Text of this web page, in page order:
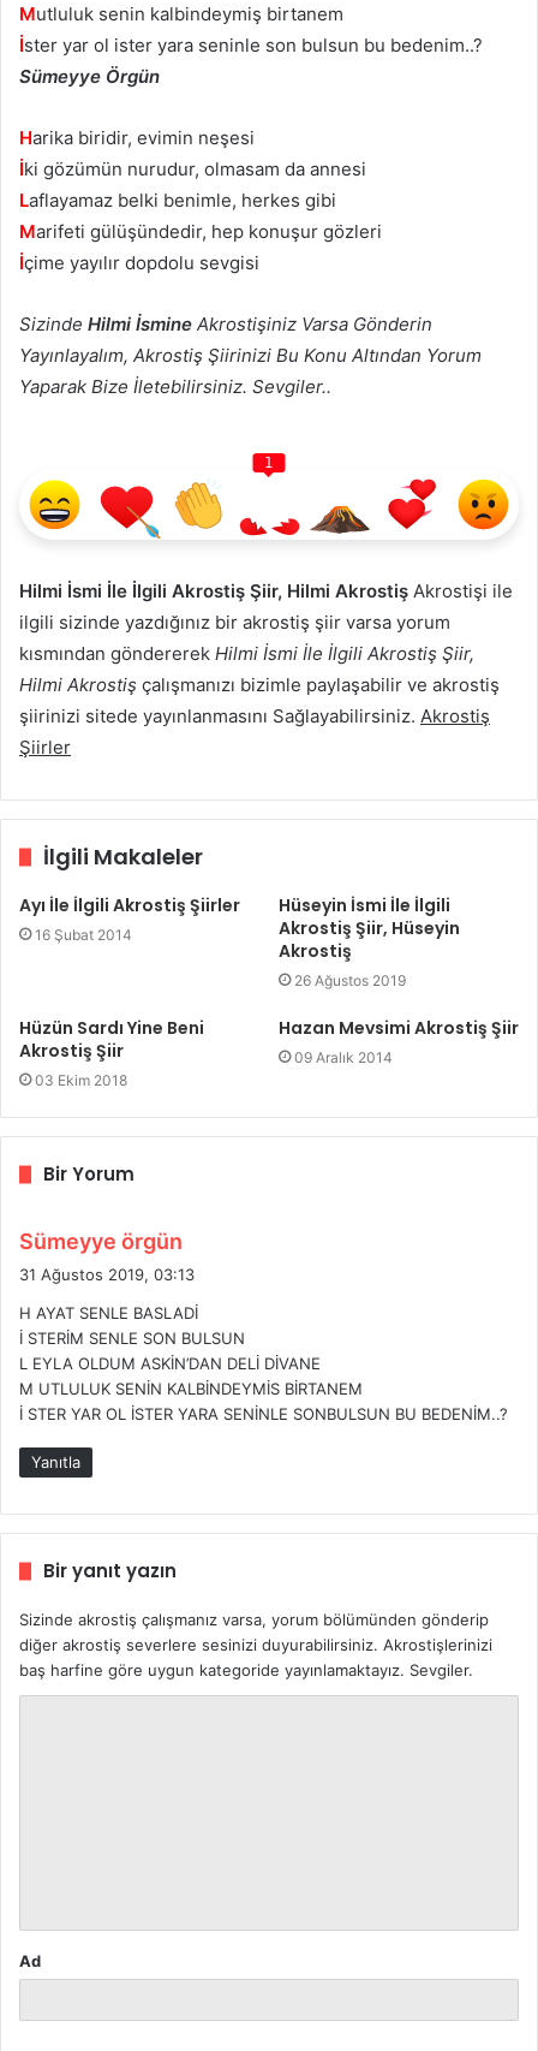
Mutluluk senin kalbindeymiş birtanem
İster yar ol ister yara seninle son bulsun bu bedenim..?
Sümeyye Örgün
Harika biridir, evimin neşesi
İki gözümün nurudur, olmasam da annesi
Laflayamaz belki benimle, herkes gibi
Marifeti gülüşündedir, hep konuşur gözleri
İçime yayılır dopdolu sevgisi
Sizinde Hilmi İsmine Akrostişiniz Varsa Gönderin
Yayınlayalım, Akrostiş Şiirinizi Bu Konu Altından Yorum
Yaparak Bize İletebilirsiniz. Sevgiler..
1
Hilmi İsmi İle İlgili Akrostiş Şiir, Hilmi Akrostiş Akrostişi ile
ilgili sizinde yazdığınız bir akrostiş şiir varsa yorum
kısmından göndererek Hilmi İsmi İle İlgili Akrostiş Şiir,
Hilmi Akrostiş çalışmanızı bizimle paylaşabilir ve akrostiş
şiirinizi sitede yayınlanmasını Sağlayabilirsiniz. Akrostiş
Şiirler
İlgili Makaleler
Ayı İle İlgili Akrostiş Şiirler
16 Şubat 2014
Hüseyin İsmi İle İlgili
Akrostiş Şiir, Hüseyin
Akrostiş
26 Ağustos 2019
Hüzün Sardı Yine Beni
Akrostiş Şiir
03 Ekim 2018
Hazan Mevsimi Akrostiş Şiir
09 Aralık 2014
Bir Yorum
Sümeyye örgün
e
i
k
i
31 Ağustos 2019, 03:13
H AYAT SENLE BASLADİ
İ STERİM SENLE SON BULSUN
L EYLA OLDUM ASKİN’DAN DELİ DİVANE
M UTLULUK SENİN KALBİNDEYMİS BİRTANEM
İ STER YAR OL İSTER YARA SENİNLE SONBULSUN BU BEDENİM..?
Yanıtla
Bir yanıt yazın
Sizinde akrostiş çalışmanız varsa, yorum bölümünden gönderip
diğer akrostiş severlere sesinizi duyurabilirsiniz. Akrostişlerinizi
baş harfine göre uygun kategoride yayınlamaktayız. Sevgiler.
Ad